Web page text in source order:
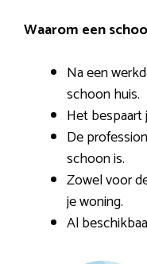
Waarom een
Na een
schoon huis.
Het bespaart
De
schoon is.
Zowel voor
je woning.
Al